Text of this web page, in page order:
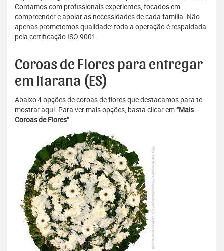
Contamos com profissionais experientes, focados em
compreender e apoiar as necessidades de cada família. Não
apenas prometemos qualidade: toda a operação é respaldada
pela certificação ISO 9001.
Coroas de Flores para entregar
em Itarana (ES)
Abaixo 4 opções de coroas de flores que destacamos para te
mostrar aqui. Para ver mais opções, basta clicar em“Mais
Coroas de Flores”.